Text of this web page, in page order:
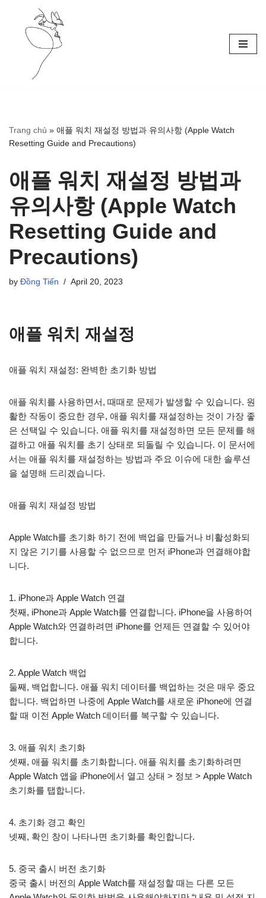
Skip
Trang chủ » 애플 워치 재설정 방법과 유의사항 (Apple Watch
Resetting Guide and Precautions)
애플 워치 재설정 방법과
유의사항 (Apple Watch
Resetting Guide and
Precautions)
by Đồng Tiến April 20, 2023
애플 워치 재설정
애플 워치 재설정: 완벽한 초기화 방법
애플 워치를 사용하면서, 때때로 문제가 발생할 수 있습니다. 원
활한 작동이 중요한 경우, 애플 워치를 재설정하는 것이 가장 좋
은 선택일 수 있습니다. 애플 워치를 재설정하면 모든 문제를 해
결하고 애플 워치를 초기 상태로 되돌릴 수 있습니다. 이 문서에
서는 애플 워치를 재설정하는 방법과 주요 이슈에 대한 솔루션
을 설명해 드리겠습니다.
애플 워치 재설정 방법
Apple Watch를 초기화 하기 전에 백업을 만들거나 비활성화되
지 않은 기기를 사용할 수 없으므로 먼저 iPhone과 연결해야합
니다.
1. iPhone과 Apple Watch 연결
첫째, iPhone과 Apple Watch를 연결합니다. iPhone을 사용하여
Apple Watch와 연결하려면 iPhone를 언제든 연결할 수 있어야
합니다.
2. Apple Watch 백업
둘째, 백업합니다. 애플 워치 데이터를 백업하는 것은 매우 중요
합니다. 백업하면 나중에 Apple Watch를 새로운 iPhone에 연결
할 때 이전 Apple Watch 데이터를 복구할 수 있습니다.
3. 애플 워치 초기화
셋째, 애플 워치를 초기화합니다. 애플 워치를 초기화하려면
Apple Watch 앱을 iPhone에서 열고 상태 > 정보 > Apple Watch
초기화를 탭합니다.
4. 초기화 경고 확인
넷째, 확인 창이 나타나면 초기화를 확인합니다.
5. 중국 출시 버전 초기화
중국 출시 버전의 Apple Watch를 재설정할 때는 다른 모든